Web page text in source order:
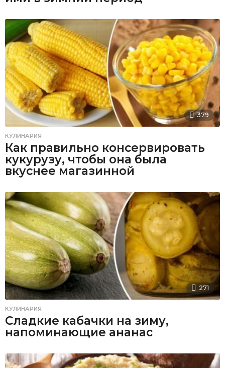
379
КУЛИНАРИЯ
Как правильно консервировать
кукурузу, чтобы она была
вкуснее магазинной
271
КУЛИНАРИЯ
Сладкие кабачки на зиму,
напоминающие ананас